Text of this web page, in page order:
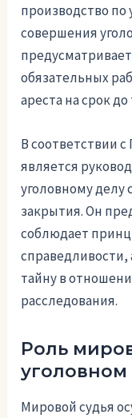
производство
совершения
обязательных
ареста на срок до
В соответствии
является
уголовному делу
закрытия. Он
соблюдает
тайну в
расследования.
Роль
уголовном
Мировой судья